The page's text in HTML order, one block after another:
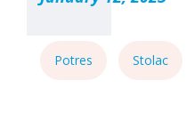
Potres Stolac